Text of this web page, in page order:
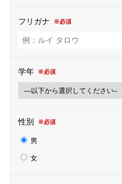
フリガナ ※必須
学年 ※必須
性別 ※必須
男
女